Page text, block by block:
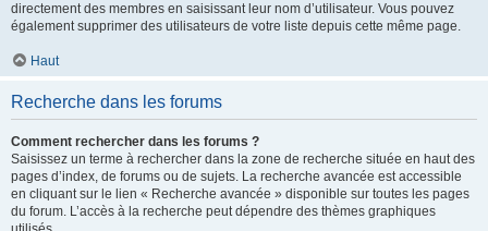
directement des membres en saisissant leur nom d’utilisateur. Vous pouvez
également supprimer des utilisateurs de votre liste depuis cette même page.
Haut
Recherche dans les forums
Comment rechercher dans les forums ?
Saisissez un terme à rechercher dans la zone de recherche située en haut des
pages d’index, de forums ou de sujets. La recherche avancée est accessible
en cliquant sur le lien « Recherche avancée » disponible sur toutes les pages
du forum. L’accès à la recherche peut dépendre des thèmes graphiques